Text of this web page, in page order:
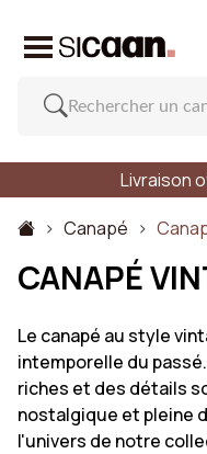
Livraison
Canapé
CANAPÉ
Le canapé au style
intemporelle du
riches et des détails
nostalgique et pleine
l'univers de notre